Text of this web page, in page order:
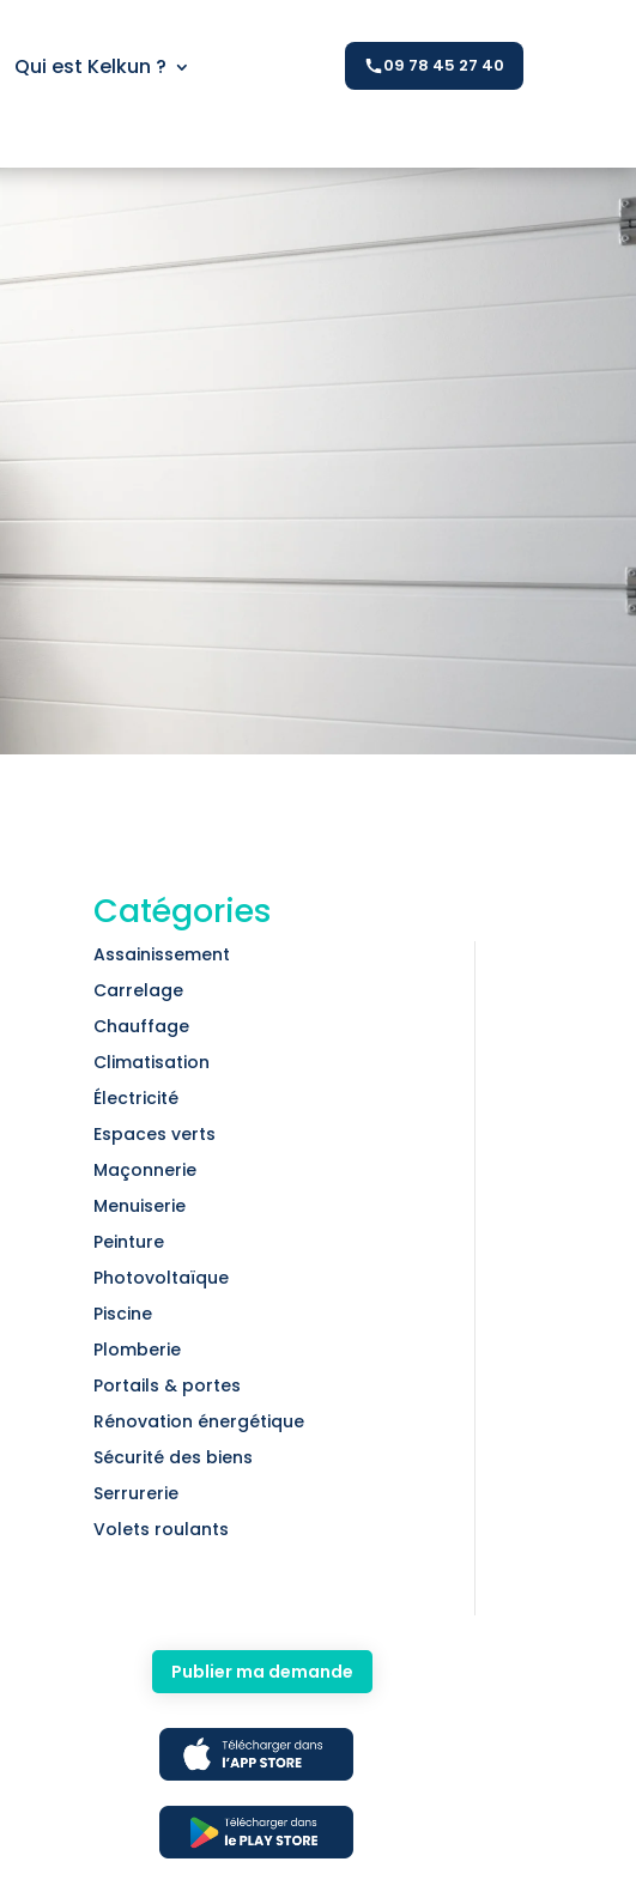
Qui est Kelkun ?
09 78 45 27 40
Catégories
Assainissement
Carrelage
Chauffage
Climatisation
Électricité
Espaces verts
Maçonnerie
Menuiserie
Peinture
Photovoltaïque
Piscine
Plomberie
Portails & portes
Rénovation énergétique
Sécurité des biens
Serrurerie
Volets roulants
Publier ma demande